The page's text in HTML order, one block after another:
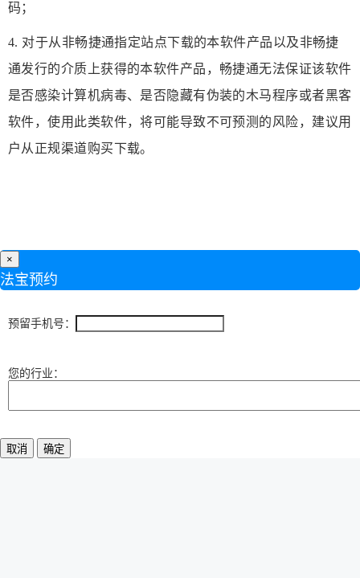
码；
4. 对于从非畅捷通指定站点下载的本软件产品以及非畅捷
通发行的介质上获得的本软件产品，畅捷通无法保证该软件
是否感染计算机病毒、是否隐藏有伪装的木马程序或者黑客
软件，使用此类软件，将可能导致不可预测的风险，建议用
户从正规渠道购买下载。
×
法宝预约
预留手机号：
您的行业：
取消 确定